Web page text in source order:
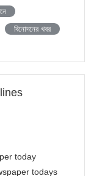
বিনোদনের খবর
today
todays